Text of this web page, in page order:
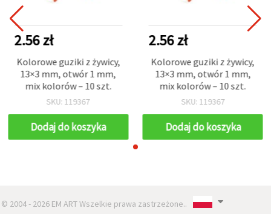
2.56 zł
Kolorowe guziki z żywicy,
13×3 mm, otwór 1 mm,
mix kolorów – 10 szt.
SKU: 119367
Dodaj do koszyka
2.56 zł
Kolorowe guziki z żywicy,
13×3 mm, otwór 1 mm,
mix kolorów – 10 szt.
SKU: 119367
Dodaj do koszyka
© 2004 - 2026 EM ART Wszelkie prawa zastrzeżone..